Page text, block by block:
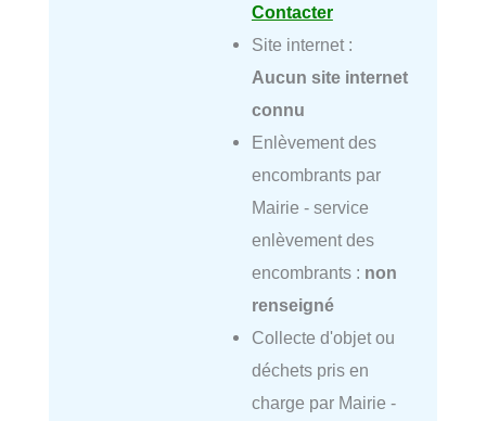
Contacter
Site internet :
Aucun site internet
connu
Enlèvement des
encombrants par
Mairie - service
enlèvement des
encombrants : non
renseigné
Collecte d'objet ou
déchets pris en
charge par Mairie -